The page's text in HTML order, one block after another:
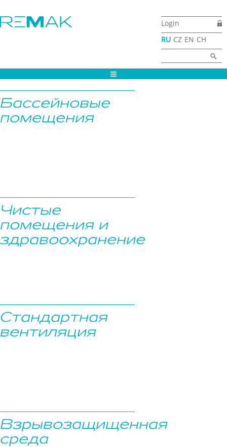
Login
RU CZ EN CH
Форма поиска
Бассейновые
помещения
Чистые
помещения и
здравоохранение
Стандартная
вентиляция
Взрывозащищенная
среда